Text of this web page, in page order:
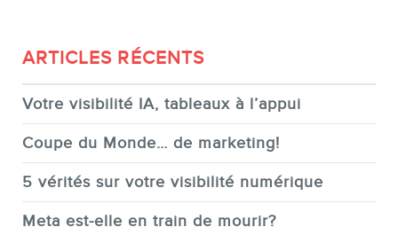
ARTICLES RÉCENTS
Votre visibilité IA, tableaux à l’appui
Coupe du Monde… de marketing!
5 vérités sur votre visibilité numérique
Meta est-elle en train de mourir?